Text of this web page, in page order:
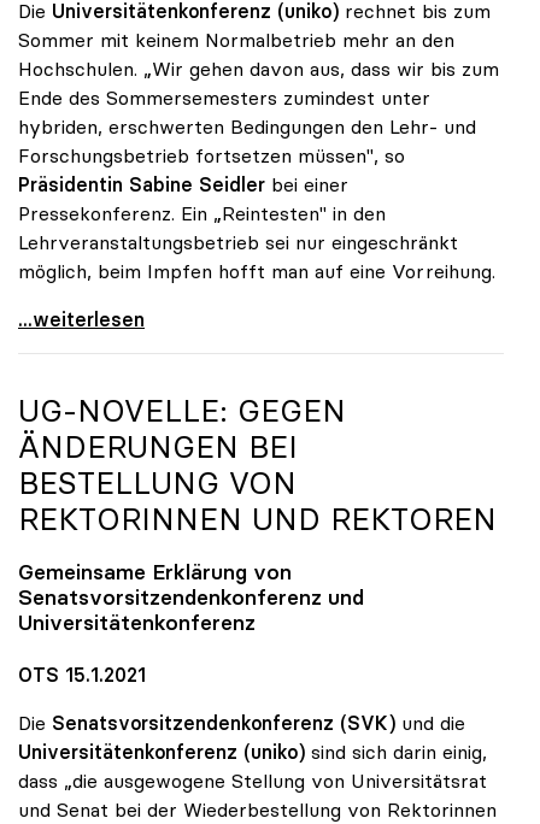
Die Universitätenkonferenz (uniko) rechnet bis zum
Sommer mit keinem Normalbetrieb mehr an den
Hochschulen. „Wir gehen davon aus, dass wir bis zum
Ende des Sommersemesters zumindest unter
hybriden, erschwerten Bedingungen den Lehr- und
Forschungsbetrieb fortsetzen müssen", so
Präsidentin Sabine Seidler bei einer
Pressekonferenz. Ein „Reintesten" in den
Lehrveranstaltungsbetrieb sei nur eingeschränkt
möglich, beim Impfen hofft man auf eine Vorreihung.
Unis rechnen mit Hybrid-Betrieb bis Sommer
...weiterlesen
UG-NOVELLE: GEGEN
ÄNDERUNGEN BEI
BESTELLUNG VON
REKTORINNEN UND REKTOREN
Gemeinsame Erklärung von
Senatsvorsitzendenkonferenz und
Universitätenkonferenz
OTS 15.1.2021
Die Senatsvorsitzendenkonferenz (SVK) und die
Universitätenkonferenz (uniko) sind sich darin einig,
dass „die ausgewogene Stellung von Universitätsrat
und Senat bei der Wiederbestellung von Rektorinnen